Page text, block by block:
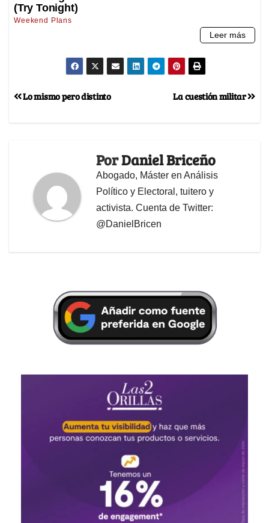
La cuestión militar
Lo mismo pero distinto
PorDaniel Briceño
Abogado, Máster en Análisis
Político y Electoral, tuitero y
activista. Cuenta de Twitter:
@DanielBricen